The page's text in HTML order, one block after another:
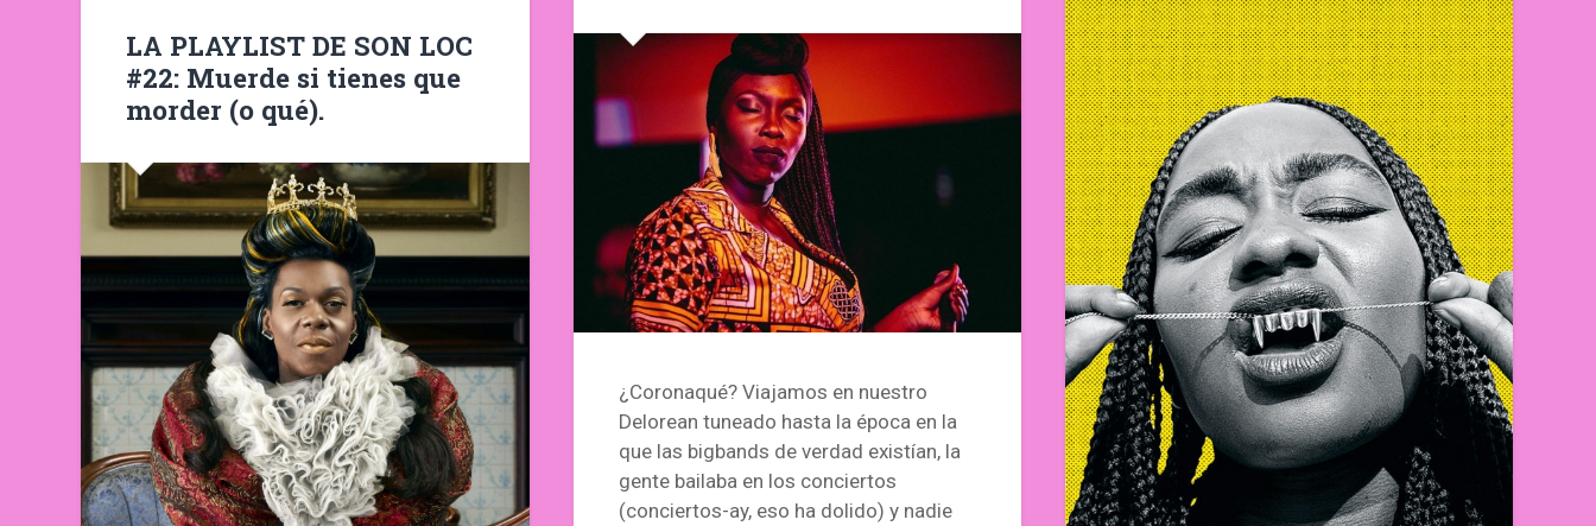
¿Coronaqué? Viajamos en nuestro
Delorean tuneado hasta la época en la
que las bigbands de verdad existían, la
gente bailaba en los conciertos
(conciertos-ay, eso ha dolido) y nadie
LA PLAYLIST DE SON LOC
#22: Muerde si tienes que
morder (o qué).